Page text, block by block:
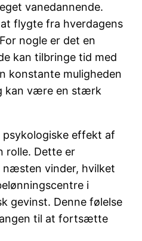
vanedannende.
flygte fra hverdagens
nogle er det en
kan tilbringe tid med
konstante muligheden
kan være en stærk
psykologiske effekt af
rolle. Dette er
næsten vinder, hvilket
i
gevinst. Denne følelse
til at fortsætte